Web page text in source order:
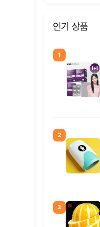
인기 상품
1
2
3